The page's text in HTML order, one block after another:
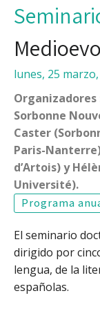
lunes, 25
Organizadores
Sorbonne
Caster
Paris-
d’Artois) y
Université).
Programa
El seminario
dirigido por
lengua, de la
españolas.